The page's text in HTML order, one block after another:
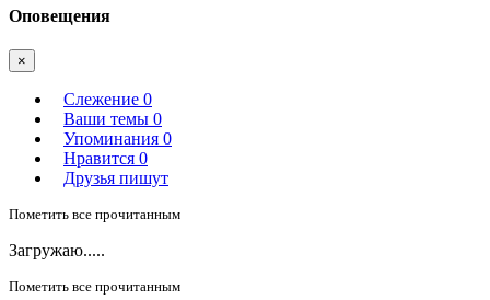
Оповещения
×
Слежение 0
Ваши темы 0
Упоминания 0
Нравится 0
Друзья пишут
Пометить все прочитанным
Загружаю.....
Пометить все прочитанным